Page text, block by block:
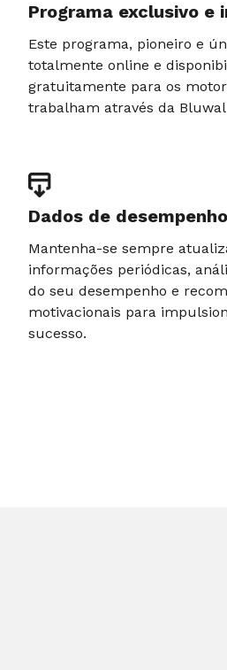
Programa exclusivo e
Este programa, pioneiro e
totalmente online e
gratuitamente para os
trabalham através da
Dados de
Mantenha-se sempre
informações periódicas,
do seu desempenho e
motivacionais para
sucesso.